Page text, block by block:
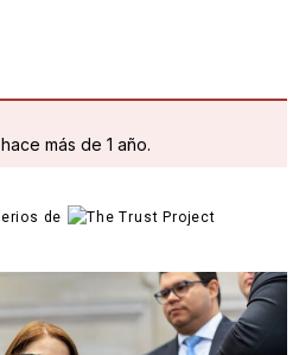
más de 1 año.
de